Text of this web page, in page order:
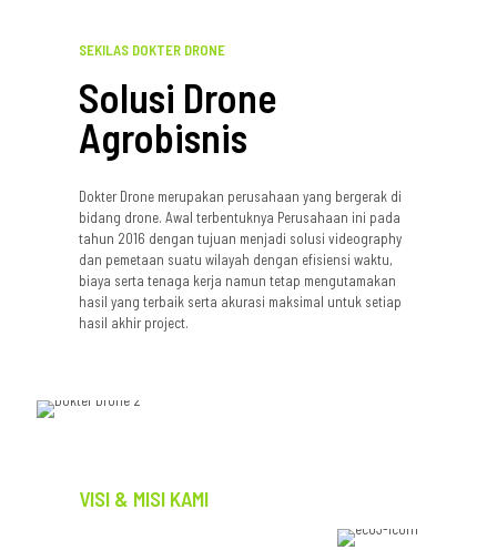
SEKILAS DOKTER DRONE
Solusi Drone
Agrobisnis
Dokter Drone merupakan perusahaan yang bergerak di
bidang drone. Awal terbentuknya Perusahaan ini pada
tahun 2016 dengan tujuan menjadi solusi videography
dan pemetaan suatu wilayah dengan efisiensi waktu,
biaya serta tenaga kerja namun tetap mengutamakan
hasil yang terbaik serta akurasi maksimal untuk setiap
hasil akhir project.
VISI & MISI KAMI